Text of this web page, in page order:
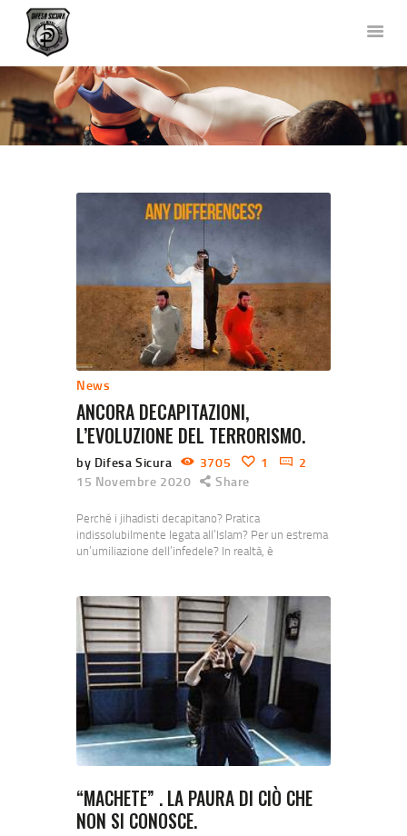
DIFESA SICURA KRAV MAGA
Corsi di Difesa Personale a Bergamo
HOME
CHI SIAMO
FOTO E VIDEO
COLLABORAZIONI
DOVE SIAMO
CONTATTACI
News
ANCORA DECAPITAZIONI,
L’EVOLUZIONE DEL TERRORISMO.
by Difesa Sicura 3705 1
2
15 Novembre 2020
Share
Perché i jihadisti decapitano? Pratica
indissolubilmente legata all’Islam? Per un estrema
un’umiliazione dell’infedele? In realtà, è
estremisti islamici decapitano i loro “nemici”? E c’è
un legame tra Islam e decapitazioni sommarie, con
tanto di efferati e cruenti video? La decapitazione
nelle culture mondiali. Innanzitutto, la
decapitazione è una…
“MACHETE” . LA PAURA DI CIÒ CHE
NON SI CONOSCE.